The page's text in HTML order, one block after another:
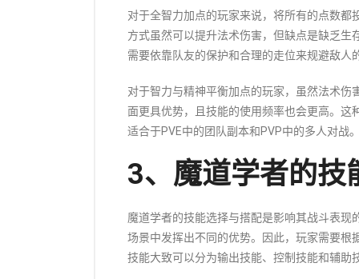
对于全智力加点的玩家来说，将所有的点数
方式虽然可以提升法术伤害，但缺点是缺乏
需要依靠队友的保护和合理的走位来规避敌人
对于智力与精神平衡加点的玩家，虽然法术
面更具优势，且技能的使用频率也会更高。
适合于PVE中的团队副本和PVP中的多人对战
3、魔道学者的技
魔道学者的技能选择与搭配是影响其战斗表
场景中发挥出不同的优势。因此，玩家需要
技能大致可以分为输出技能、控制技能和辅助